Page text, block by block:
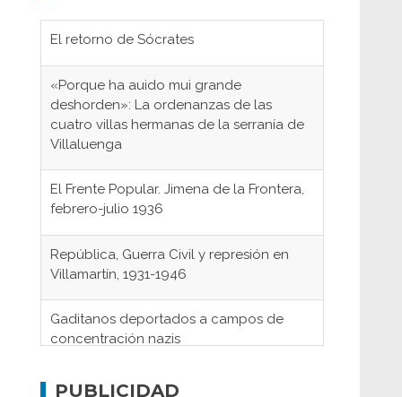
El retorno de Sócrates
«Porque ha auido mui grande
deshorden»: La ordenanzas de las
cuatro villas hermanas de la serranía de
Villaluenga
El Frente Popular. Jimena de la Frontera,
febrero-julio 1936
República, Guerra Civil y represión en
Villamartín, 1931-1946
Gaditanos deportados a campos de
concentración nazis
Don Perafán de Ribera y sus